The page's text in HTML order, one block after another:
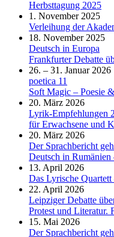
Herbsttagung 2025
1. November 2025
Verleihung der
18. November 2025
Deutsch in Europa
Frankfurter Debatte
26. – 31. Januar 2026
poetica 11
Soft Magic – Poesie
20. März 2026
Lyrik-Empfehlungen
für Erwachsene und
20. März 2026
Der Sprachbericht
Deutsch in
13. April 2026
Das Lyrische
22. April 2026
Leipziger Debatte
Protest und Literatur.
15. Mai 2026
Der Sprachbericht